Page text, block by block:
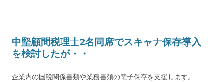
中堅顧問税理士2名同席でスキャナ保存導入
を検討したが・・
企業内の国税関係書類や業務書類の電子保存を支援します。